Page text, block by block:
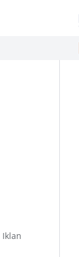
Iklan